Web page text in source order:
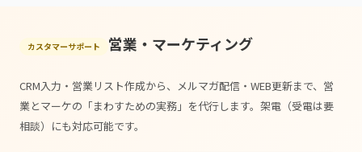
カスタマーサポート 営業・マーケティング
CRM入力・営業リスト作成から、メルマガ配信・WEB更新まで、営
業とマーケの「まわすための実務」を代行します。架電（受電は要
相談）にも対応可能です。